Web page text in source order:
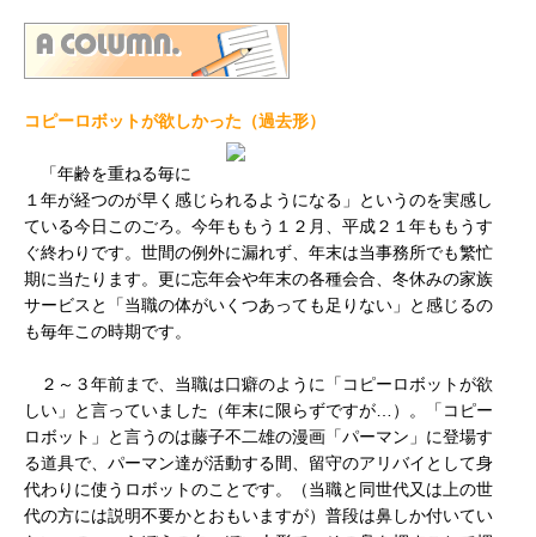
コピーロボットが欲しかった（過去形）
「年齢を重ねる毎に
１年が経つのが早く感じられるようになる」というのを実感し
ている今日このごろ。今年ももう１２月、平成２１年ももうす
ぐ終わりです。世間の例外に漏れず、年末は当事務所でも繁忙
期に当たります。更に忘年会や年末の各種会合、冬休みの家族
サービスと「当職の体がいくつあっても足りない」と感じるの
も毎年この時期です。
２～３年前まで、当職は口癖のように「コピーロボットが欲
しい」と言っていました（年末に限らずですが…）。「コピー
ロボット」と言うのは藤子不二雄の漫画「パーマン」に登場す
る道具で、パーマン達が活動する間、留守のアリバイとして身
代わりに使うロボットのことです。（当職と同世代又は上の世
代の方には説明不要かとおもいますが）普段は鼻しか付いてい